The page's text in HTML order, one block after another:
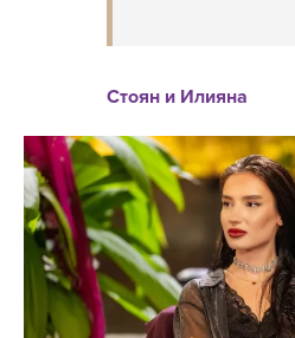
Стоян и Илияна